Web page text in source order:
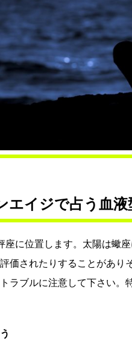
エイジで占う血
座に位置します。太陽は蠍
価されたりすることがあ
ラブルに注意して下さい。